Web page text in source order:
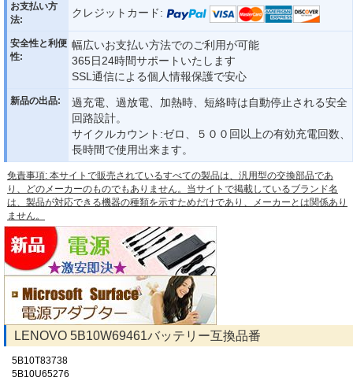
お支払い方
法:
クレジットカード:
安全性と利便
性:
幅広いお支払い方法でのご利用が可能
365日24時間サポートいたします
SSL通信による個人情報保護で安心
新品の出品:
過充電、過放電、加熱時、短絡時は自動停止される安全
回路設計。
サイクルカウント:ゼロ、５００回以上の有効充電回数、
長時間で使用出来ます。
免責事項: 本サイトで販売されているすべての製品は、汎用型の交換部品であ
り、どのメーカーのものでもありません。当サイトで掲載しているブランド名
は、製品が対応できる機器の種類を示すためだけであり、メーカーとは関係あり
ません。
LENOVO 5B10W69461バッテリー互換品番
5B10T83738
5B10U65276